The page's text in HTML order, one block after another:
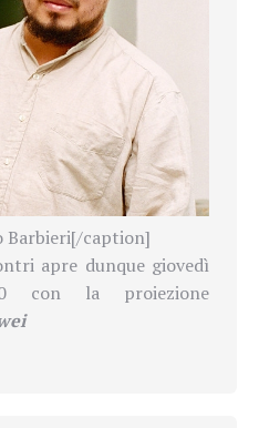
Barbieri[/caption]
apre dunque giovedì
con la proiezione